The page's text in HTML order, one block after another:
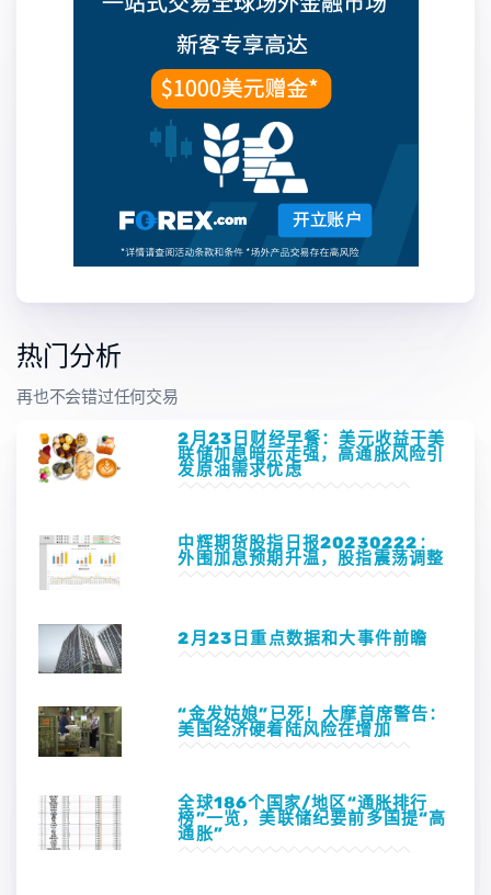
热门分析
再也不会错过任何交易
2月23日财经早餐：美元收益于美
联储加息暗示走强，高通胀风险引
发原油需求忧虑
中辉期货股指日报20230222：
外围加息预期升温，股指震荡调整
2月23日重点数据和大事件前瞻
“金发姑娘”已死！大摩首席警告：
美国经济硬着陆风险在增加
全球186个国家/地区“通胀排行
榜”一览，美联储纪要前多国提“高
通胀”